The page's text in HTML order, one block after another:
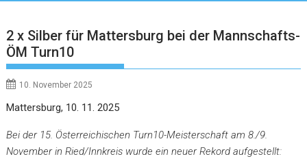
2 x Silber für Mattersburg bei der Mannschafts-
ÖM Turn10
10. November 2025
Mattersburg, 10. 11. 2025
Bei der 15. Österreichischen Turn10-Meisterschaft am 8./9.
November in Ried/Innkreis wurde ein neuer Rekord aufgestellt: